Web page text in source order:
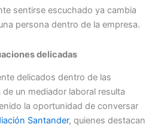
sentirse escuchado ya cambia
persona dentro de la empresa.
delicadas
delicados dentro de las
un mediador laboral resulta
la oportunidad de conversar
Santander, quienes destacan